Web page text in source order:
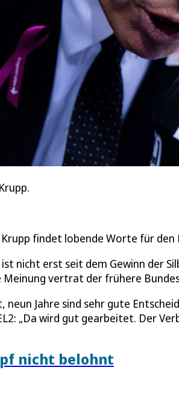
findet lobende Worte für
ist nicht erst seit dem Gewinn der
Meinung vertrat der frühere
neun Jahre sind sehr gute
„Da wird gut gearbeitet. Der
nicht belohnt